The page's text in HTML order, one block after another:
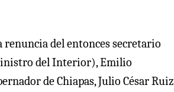
renuncia del entonces secretario
del Interior), Emilio
de Chiapas, Julio César Ruiz